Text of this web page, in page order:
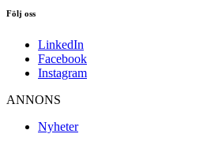
Följ oss
LinkedIn
Facebook
Instagram
ANNONS
Nyheter